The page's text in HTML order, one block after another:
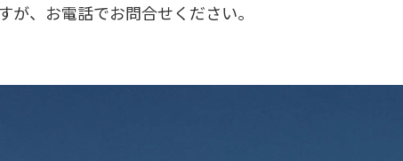
、お電話でお問合せください。